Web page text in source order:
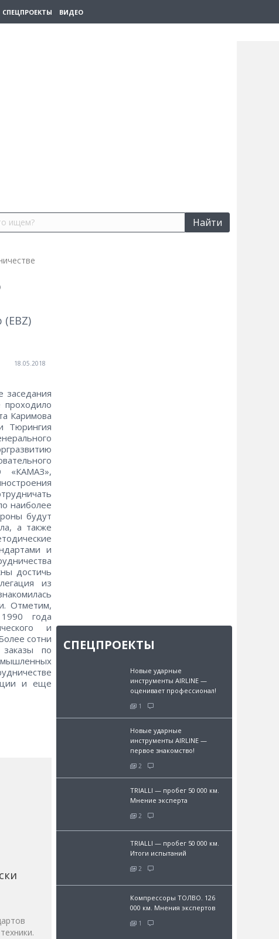
СПЕЦПРОЕКТЫ ВИДЕО
Найти
18.05.2018
заседания
проходило
Каримова
Тюрингия
«КАМАЗ»,
наиболее
будут
а также
и
достичь
из
Отметим,
года
и
сотни
заказы по
и еще
СПЕЦПРОЕКТЫ
Новые ударные
инструменты AIRLINE —
оценивает профессионал!
1
Новые ударные
инструменты AIRLINE —
первое знакомство!
2
TRIALLI — пробег 50 000 км.
Мнение эксперта
2
TRIALLI — пробег 50 000 км.
Итоги испытаний
2
Компрессоры ТОЛВО. 126
000 км. Мнения экспертов
1